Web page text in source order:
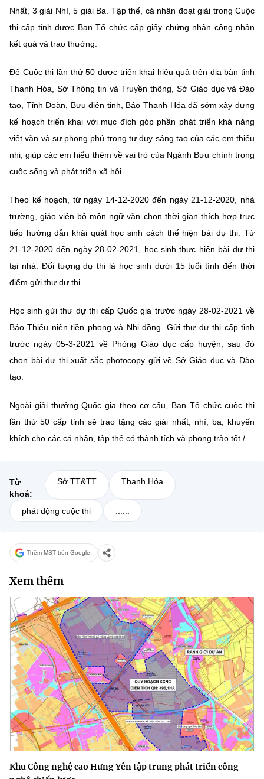
Nhất, 3 giải Nhì, 5 giải Ba. Tập thể, cá nhân đoạt giải trong Cuộc
thi cấp tỉnh được Ban Tổ chức cấp giấy chứng nhận công nhận
kết quả và trao thưởng.
Để Cuộc thi lần thứ 50 được triển khai hiệu quả trên địa bàn tỉnh
Thanh Hóa, Sở Thông tin và Truyền thông, Sở Giáo dục và Đào
tạo, Tỉnh Đoàn, Bưu điện tỉnh, Báo Thanh Hóa đã sớm xây dựng
kế hoạch triển khai với mục đích góp phần phát triển khả năng
viết văn và sự phong phú trong tư duy sáng tạo của các em thiếu
nhi; giúp các em hiểu thêm về vai trò của Ngành Bưu chính trong
cuộc sống và phát triển xã hội.
Theo kế hoạch, từ ngày 14-12-2020 đến ngày 21-12-2020, nhà
trường, giáo viên bộ môn ngữ văn chọn thời gian thích hợp trực
tiếp hướng dẫn khái quát học sinh cách thể hiện bài dự thi. Từ
21-12-2020 đến ngày 28-02-2021, học sinh thực hiện bài dự thi
tại nhà. Đối tượng dự thi là học sinh dưới 15 tuổi tính đến thời
điểm gửi thư dự thi.
Học sinh gửi thư dự thi cấp Quốc gia trước ngày 28-02-2021 về
Báo Thiếu niên tiền phong và Nhi đồng. Gửi thư dự thi cấp tỉnh
trước ngày 05-3-2021 về Phòng Giáo dục cấp huyện, sau đó
chọn bài dự thi xuất sắc photocopy gửi về Sở Giáo dục và Đào
tạo.
Ngoài giải thưởng Quốc gia theo cơ cấu, Ban Tổ chức cuộc thi
lần thứ 50 cấp tỉnh sẽ trao tặng các giải nhất, nhì, ba, khuyến
khích cho các cá nhân, tập thể có thành tích và phong trào tốt./.
Từ
khoá:
Sở TT&TT Thanh Hóa
phát động cuộc thi
Thêm MST trên Google
Xem thêm
Khu Công nghệ cao Hưng Yên tập trung phát triển công